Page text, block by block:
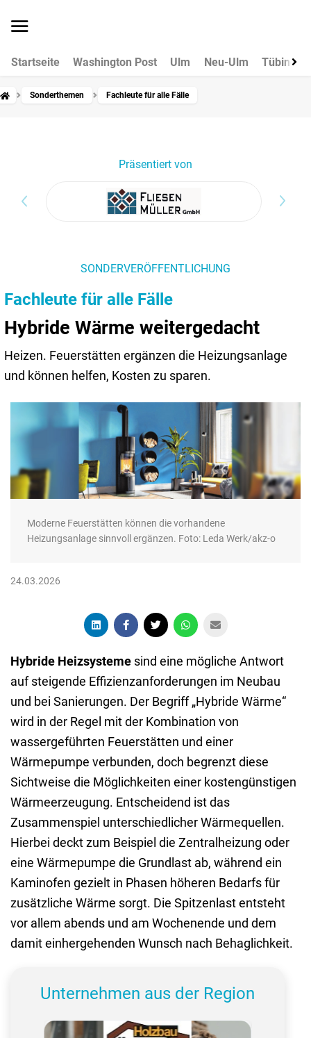
Startseite Washington Post Ulm Neu-Ulm Tübingen
Sonderthemen Fachleute für alle Fälle
Präsentiert von
SONDERVERÖFFENTLICHUNG
Fachleute für alle Fälle
Hybride Wärme weitergedacht
Heizen. Feuerstätten ergänzen die Heizungsanlage
und können helfen, Kosten zu sparen.
Moderne Feuerstätten können die vorhandene
Heizungsanlage sinnvoll ergänzen. Foto: Leda Werk/akz-o
24.03.2026
Hybride Heizsysteme sind eine mögliche Antwort
auf steigende Effizienzanforderungen im Neubau
und bei Sanierungen. Der Begriff „Hybride Wärme“
wird in der Regel mit der Kombination von
wassergeführten Feuerstätten und einer
Wärmepumpe verbunden, doch begrenzt diese
Sichtweise die Möglichkeiten einer kostengünstigen
Wärmeerzeugung. Entscheidend ist das
Zusammenspiel unterschiedlicher Wärmequellen.
Hierbei deckt zum Beispiel die Zentralheizung oder
eine Wärmepumpe die Grundlast ab, während ein
Kaminofen gezielt in Phasen höheren Bedarfs für
zusätzliche Wärme sorgt. Die Spitzenlast entsteht
vor allem abends und am Wochenende und dem
damit einhergehenden Wunsch nach Behaglichkeit.
Unternehmen aus der Region